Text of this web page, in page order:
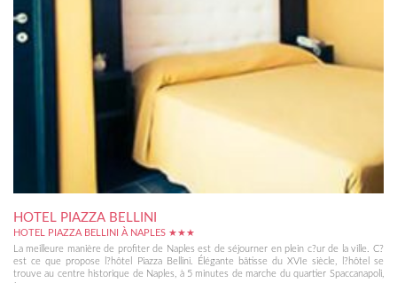
HOTEL PIAZZA BELLINI
HOTEL PIAZZA BELLINI À NAPLES ★★★
La meilleure manière de profiter de Naples est de séjourner en plein c?ur de la ville. C?
est ce que propose l?hôtel Piazza Bellini. Élégante bâtisse du XVIe siècle, l?hôtel se
trouve au centre historique de Naples, à 5 minutes de marche du quartier Spaccanapoli,